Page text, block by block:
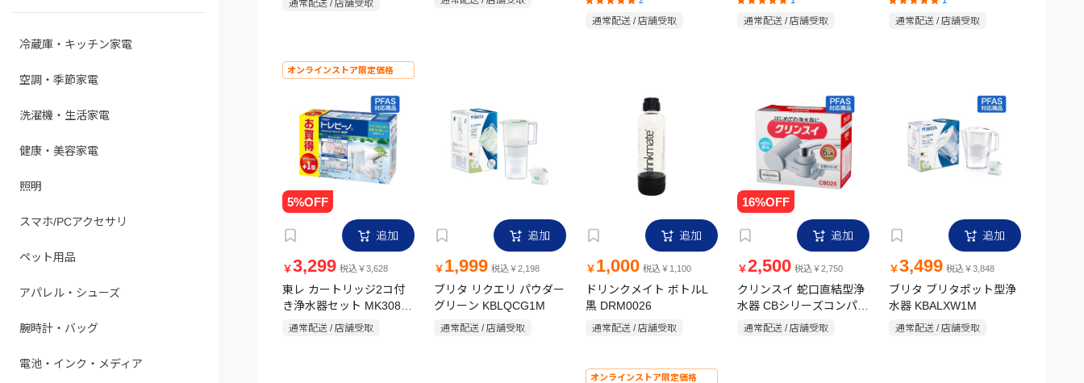
冷蔵庫・キッチン家電
空調・季節家電
洗濯機・生活家電
健康・美容家電
照明
スマホ/PCアクセサリ
ペット用品
アパレル・シューズ
腕時計・バッグ
電池・インク・メディア
Z
通常配送 / 店舗受取
プ 3P MKC.T2J-Z
通常配送 / 店舗受取 通常配送 / 店舗受取 通常配送 / 店舗受取
オンラインストア限定価格
追加
￥3,299 税込￥3,628
東レ カートリッジ2コ付
き浄水器セット MK308T-
通常配送 / 店舗受取
追加
￥ 1,999 税込￥2,198
ブリタ リクエリ パウダー
グリーン KBLQCG1M
通常配送 / 店舗受取
追加
￥ 1,000 税込￥1,100
ドリンクメイト ボトルL
黒 DRM0026
通常配送 / 店舗受取
追加
￥2,500 税込￥2,750
クリンスイ 蛇口直結型浄
水器 CBシリーズコンパク
トモデル 6ヶ月 CB026-
通常配送 / 店舗受取
追加
￥3,499 税込￥3,848
ブリタ ブリタポット型浄
水器 KBALXW1M
通常配送 / 店舗受取
オンラインストア限定価格